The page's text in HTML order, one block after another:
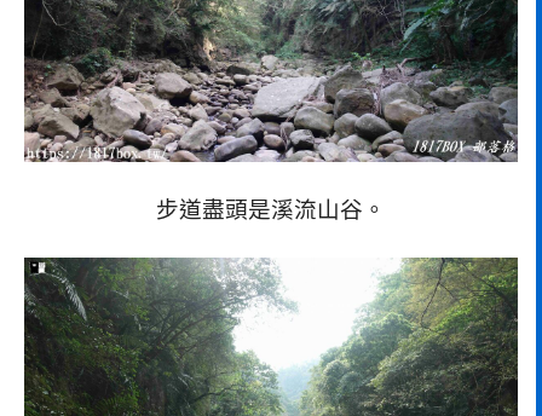
步道盡頭是溪流山谷。